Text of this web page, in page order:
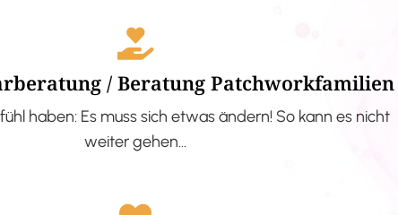
/ Beratung Patchworkfamilien
haben: Es muss sich etwas ändern! So kann es nicht
weiter gehen…